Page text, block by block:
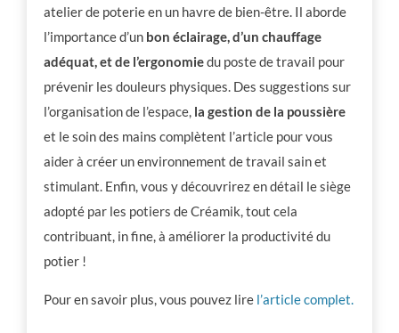
atelier de poterie en un havre de bien-être. Il aborde
l’importance d’un bon éclairage, d’un chauffage
adéquat, et de l’ergonomiedu poste de travail pour
prévenir les douleurs physiques. Des suggestions sur
l’organisation de l’espace, la gestion de la poussière
et le soin des mains complètent l’article pour vous
aider à créer un environnement de travail sain et
stimulant. Enfin, vous y découvrirez en détail le siège
adopté par les potiers de Créamik, tout cela
contribuant, in fine, à améliorer la productivité du
potier !
Pour en savoir plus, vous pouvez lire l’article complet.